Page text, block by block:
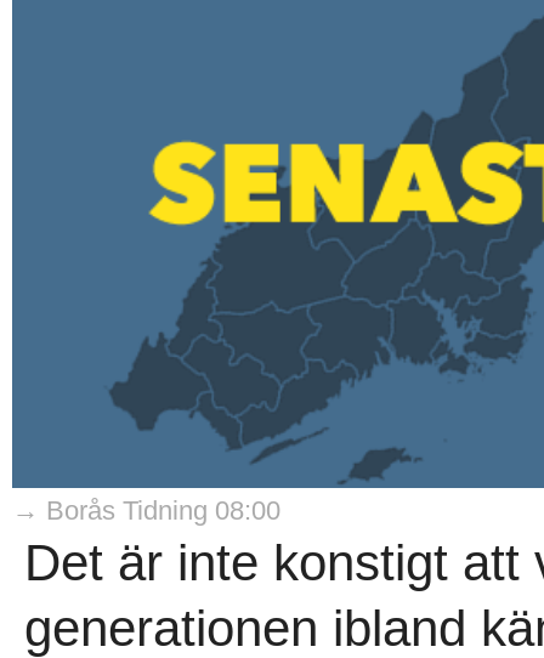
→ Borås Tidning 08:00
Det är inte konstigt att
generationen ibland